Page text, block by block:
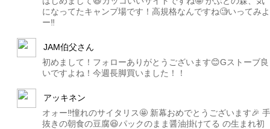
になってたキャンプ場です！高規格なんですね🧐いってみよ
ー‼️
JAM伯父さん
初めまして！フォローありがとうございます😊Gストーブ良
いですよね！今週長脚買いました！！
アッキネン
オォー‼️憧れのサイタリス🤩 新幕おめでとうございます🎉 手
抜きの朝食の豆腐😆パックのまま醤油掛けてる の生まれ初